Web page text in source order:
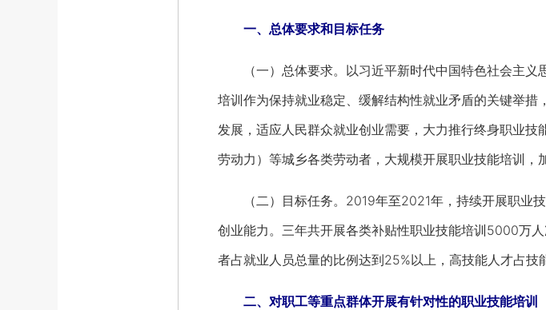
一、总体要求和目标任务
（一）总体要求。以习近平新时代中国特色社会主义
培训作为保持就业稳定、缓解结构性就业矛盾的关键举
发展，适应人民群众就业创业需要，大力推行终身职业
劳动力）等城乡各类劳动者，大规模开展职业技能培训，
（二）目标任务。2019年至2021年，持续开展职业技
创业能力。三年共开展各类补贴性职业技能培训5000万
者占就业人员总量的比例达到25%以上，高技能人才占技
二、对职工等重点群体开展有针对性的职业技能培训